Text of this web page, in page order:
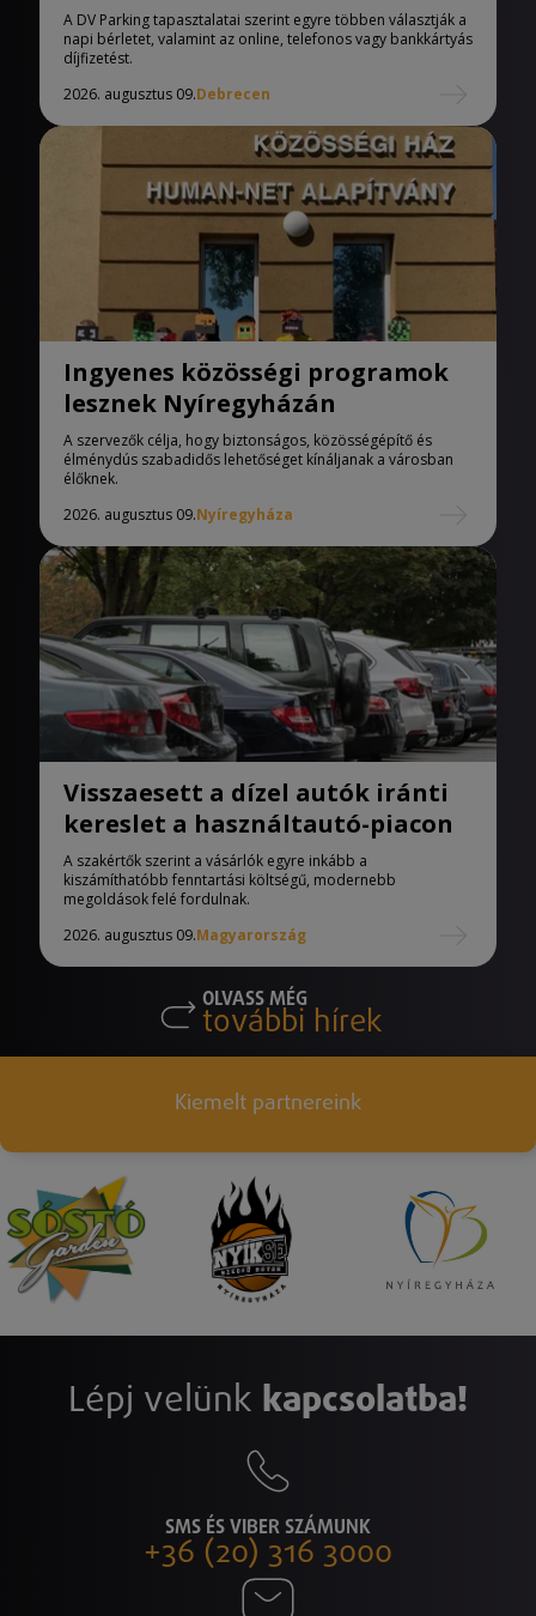
A DV Parking tapasztalatai szerint egyre többen választják a
napi bérletet, valamint az online, telefonos vagy bankkártyás
díjfizetést.
2026. augusztus 09.Debrecen
Ingyenes közösségi programok
lesznek Nyíregyházán
A szervezők célja, hogy biztonságos, közösségépítő és
élménydús szabadidős lehetőséget kínáljanak a városban
élőknek.
2026. augusztus 09.Nyíregyháza
Visszaesett a dízel autók iránti
kereslet a használtautó-piacon
A szakértők szerint a vásárlók egyre inkább a
kiszámíthatóbb fenntartási költségű, modernebb
megoldások felé fordulnak.
2026. augusztus 09.Magyarország
OLVASS MÉG
további hírek
Kiemelt partnereink
Lépj velünk kapcsolatba!
SMS ÉS VIBER SZÁMUNK
+36 (20) 316 3000